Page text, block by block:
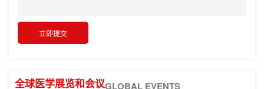
全球医学展览和会议GLOBAL EVENTS